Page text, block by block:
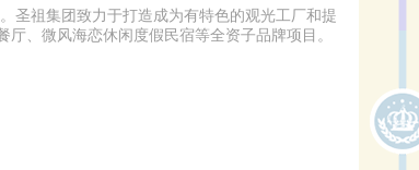
圣祖集团致力于打造成为有特色的观光工厂和提
、微风海恋休闲度假民宿等全资子品牌项目。